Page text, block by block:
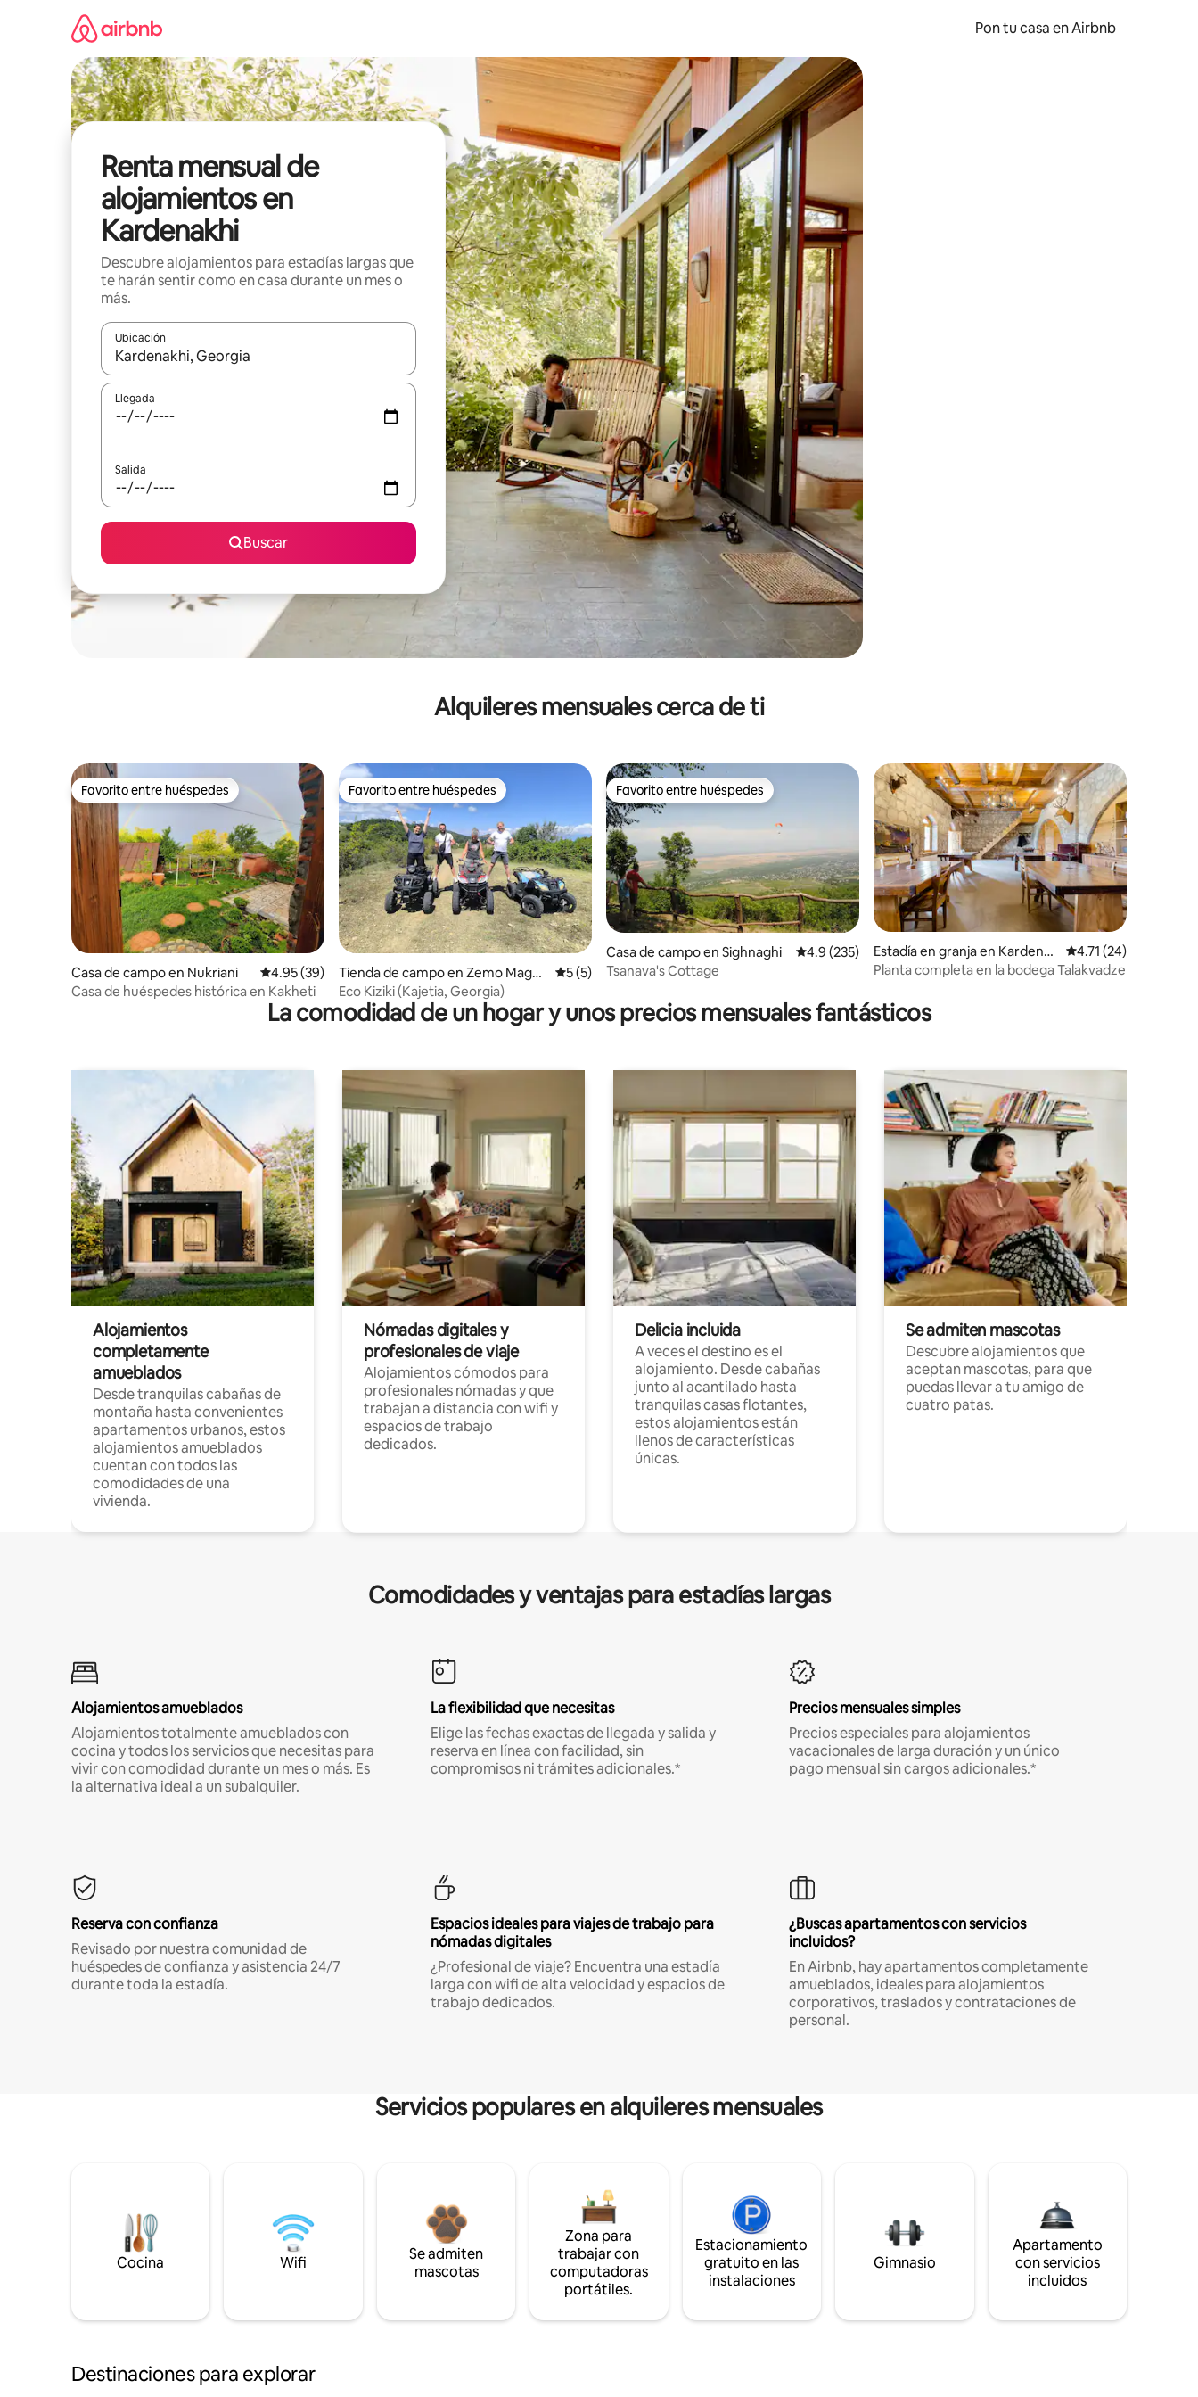
Pon tu casa en Airbnb
Renta mensual de
alojamientos en
Kardenakhi
Descubre alojamientos para estadías largas que
te harán sentir como en casa durante un mes o
más.
Ubicación
Cuando los resultados estén disponibles, navega con las teclas de flecha hacia arriba y hacia abajo o explora con el tacto o desliza el dedo.
Llegada
Salida
Buscar
Alquileres mensuales cerca de ti
Favorito entre huéspedes
Favorito entre huéspedes
Casa de campo en Nukriani Calificación promedio: 4.95 de 5, 39 reseñas
4.95 (39)
Casa de huéspedes histórica en Kakheti
Favorito entre huéspedes
Favorito entre huéspedes
Tienda de campo en Zemo Magha
ro
Calificación promedio: 5 de 5, 5 reseñas
5 (5)
Eco Kiziki (Kajetia, Georgia)
Favorito entre huéspedes
Favorito entre huéspedes
Casa de campo en Sighnaghi Calificación promedio: 4.9 de 5, 235 reseñas
4.9 (235)
Tsanava's Cottage
Estadía en granja en Kardenak
hi
Calificación
4.71 (24)
Planta completa en la bodega Talakvadze
La comodidad de un hogar y unos precios mensuales fantásticos
Alojamientos
completamente
amueblados
Desde tranquilas cabañas de
montaña hasta convenientes
apartamentos urbanos, estos
alojamientos amueblados
cuentan con todos las
comodidades de una
vivienda.
Nómadas digitales y
profesionales de viaje
Alojamientos cómodos para
profesionales nómadas y que
trabajan a distancia con wifi y
espacios de trabajo
dedicados.
Delicia incluida
A veces el destino es el
alojamiento. Desde cabañas
junto al acantilado hasta
tranquilas casas flotantes,
estos alojamientos están
llenos de características
únicas.
Se admiten mascotas
Descubre alojamientos que
aceptan mascotas, para que
puedas llevar a tu amigo de
cuatro patas.
Comodidades y ventajas para estadías largas
Alojamientos amueblados
Alojamientos totalmente amueblados con
cocina y todos los servicios que necesitas para
vivir con comodidad durante un mes o más. Es
la alternativa ideal a un subalquiler.
La flexibilidad que necesitas
Elige las fechas exactas de llegada y salida y
reserva en línea con facilidad, sin
compromisos ni trámites adicionales.*
Precios mensuales simples
Precios especiales para alojamientos
vacacionales de larga duración y un único
pago mensual sin cargos adicionales.*
Reserva con confianza
Revisado por nuestra comunidad de
huéspedes de confianza y asistencia 24/7
durante toda la estadía.
Espacios ideales para viajes de trabajo para
nómadas digitales
¿Profesional de viaje? Encuentra una estadía
larga con wifi de alta velocidad y espacios de
trabajo dedicados.
¿Buscas apartamentos con servicios
incluidos?
En Airbnb, hay apartamentos completamente
amueblados, ideales para alojamientos
corporativos, traslados y contrataciones de
personal.
Servicios populares en alquileres mensuales
Cocina Wifi
Se admiten
mascotas
Zona para
trabajar con
computadoras
portátiles.
Estacionamiento
gratuito en las
instalaciones
Gimnasio
Apartamento
con servicios
incluidos
Destinaciones para explorar